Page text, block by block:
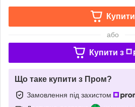
Купити
або
Купити з
Що таке купити з Пром?
Замовлення під захистом